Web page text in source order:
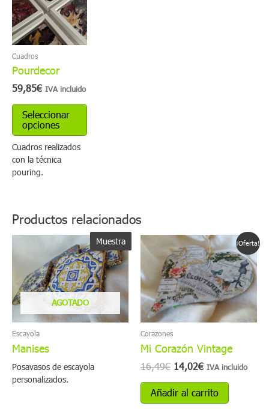
Cuadros
Pourdecor
59,85€ IVA incluido
Seleccionar
opciones
producto
tiene
múltiples
variantes.
elegir
la
Cuadros realizados
con la técnica
pouring.
Productos relacionados
Muestra
AGOTADO
Escayola
Manises
Posavasos de escayola
personalizados.
¡Oferta!
Corazones
Mi Corazón Vintage
16,49€
El
precio
original
era:
16,49€.
14,02€
El
precio
actual
es:
14,02€.
IVA incluido
Añadir al carrito